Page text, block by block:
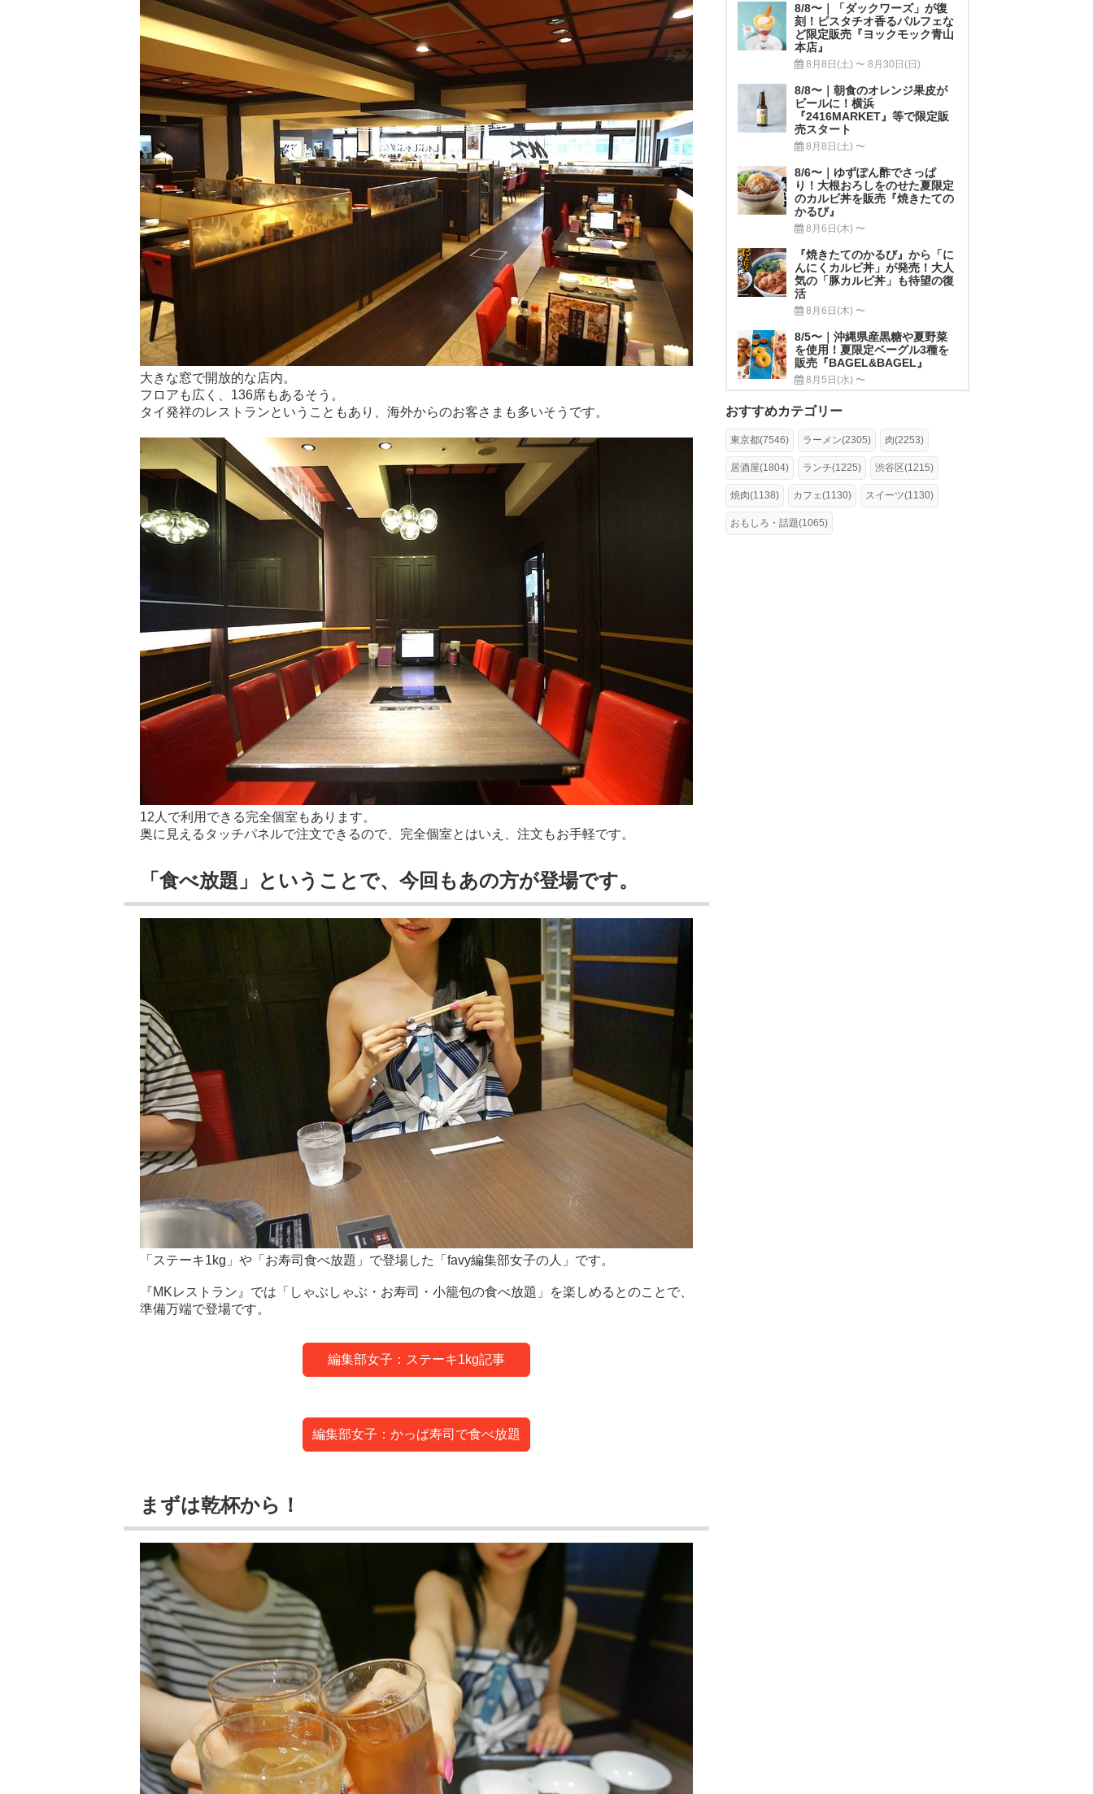
大きな窓で開放的な店内。
フロアも広く、136席もあるそう。
タイ発祥のレストランということもあり、海外からのお客さまも多いそうです。
12人で利用できる完全個室もあります。
奥に見えるタッチパネルで注文できるので、完全個室とはいえ、注文もお手軽です。
「食べ放題」ということで、今回もあの方が登場です。
「ステーキ1kg」や「お寿司食べ放題」で登場した「favy編集部女子の人」です。
『MKレストラン』では「しゃぶしゃぶ・お寿司・小籠包の食べ放題」を楽しめるとのことで、
準備万端で登場です。
編集部女子：ステーキ1kg記事
編集部女子：かっぱ寿司で食べ放題
まずは乾杯から！
8/8〜｜「ダックワーズ」が復
刻！ピスタチオ香るパルフェな
ど限定販売『ヨックモック青山
本店』
8月8日(土) 〜 8月30日(日)
8/8〜｜朝食のオレンジ果皮が
ビールに！横浜
『2416MARKET』等で限定販
売スタート
8月8日(土) 〜
8/6〜｜ゆずぽん酢でさっぱ
り！大根おろしをのせた夏限定
のカルビ丼を販売『焼きたての
かるび』
8月6日(木) 〜
『焼きたてのかるび』から「に
んにくカルビ丼」が発売！大人
気の「豚カルビ丼」も待望の復
活
8月6日(木) 〜
8/5〜｜沖縄県産黒糖や夏野菜
を使用！夏限定ベーグル3種を
販売『BAGEL&BAGEL』
8月5日(水) 〜
おすすめカテゴリー
東京都(7546) ラーメン(2305) 肉(2253)
居酒屋(1804) ランチ(1225) 渋谷区(1215)
焼肉(1138) カフェ(1130) スイーツ(1130)
おもしろ・話題(1065)